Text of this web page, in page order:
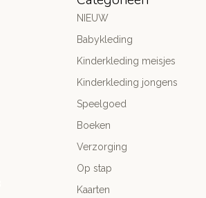
NIEUW
Babykleding
Kinderkleding meisjes
Kinderkleding jongens
Speelgoed
Boeken
Verzorging
Op stap
Kaarten